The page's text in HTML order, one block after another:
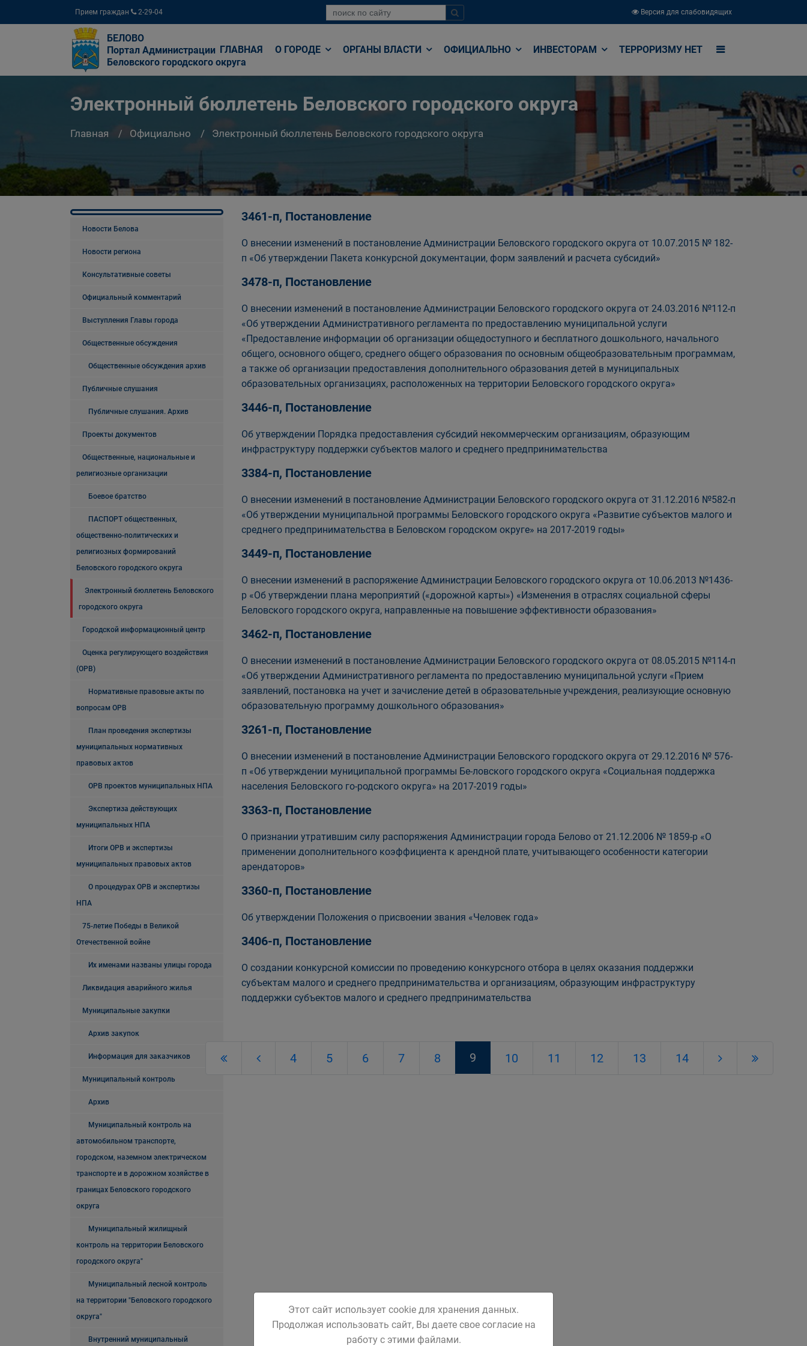
Прием граждан 2-29-04 Версия для слабовидящих
БЕЛОВО
Портал Администрации
Беловского городского округа
ГЛАВНАЯ О ГОРОДЕ ОРГАНЫ ВЛАСТИ ОФИЦИАЛЬНО ИНВЕСТОРАМ ТЕРРОРИЗМУ НЕТ
Электронный бюллетень Беловского городского округа
Главная Официально Электронный бюллетень Беловского городского округа
Новости Белова
Новости региона
Консультативные советы
Официальный комментарий
Выступления Главы города
Общественные обсуждения
Общественные обсуждения архив
Публичные слушания
Публичные слушания. Архив
Проекты документов
Общественные, национальные и
религиозные организации
Боевое братство
ПАСПОРТ общественных,
общественно-политических и
религиозных формирований
Беловского городского округа
Электронный бюллетень Беловского
городского округа
Городской информационный центр
Оценка регулирующего воздействия
(ОРВ)
Нормативные правовые акты по
вопросам ОРВ
План проведения экспертизы
муниципальных нормативных
правовых актов
ОРВ проектов муниципальных НПА
Экспертиза действующих
муниципальных НПА
Итоги ОРВ и экспертизы
муниципальных правовых актов
О процедурах ОРВ и экспертизы
НПА
75-летие Победы в Великой
Отечественной войне
Их именами названы улицы города
Ликвидация аварийного жилья
Муниципальные закупки
Архив закупок
Информация для заказчиков
Муниципальный контроль
Архив
Муниципальный контроль на
автомобильном транспорте,
городском, наземном электрическом
транспорте и в дорожном хозяйстве в
границах Беловского городского
округа
Муниципальный жилищный
контроль на территории Беловского
городского округа"
Муниципальный лесной контроль
на территории "Беловского городского
округа"
Внутренний муниципальный
3461-п, Постановление
О внесении изменений в постановление Администрации Беловского городского округа от 10.07.2015 № 182-
п «Об утверждении Пакета конкурсной документации, форм заявлений и расчета субсидий»
3478-п, Постановление
О внесении изменений в постановление Администрации Беловского городского округа от 24.03.2016 №112-п
«Об утверждении Административного регламента по предоставлению муниципальной услуги
«Предоставление информации об организации общедоступного и бесплатного дошкольного, начального
общего, основного общего, среднего общего образования по основным общеобразовательным программам,
а также об организации предоставления дополнительного образования детей в муниципальных
образовательных организациях, расположенных на территории Беловского городского округа»
3446-п, Постановление
Об утверждении Порядка предоставления субсидий некоммерческим организациям, образующим
инфраструктуру поддержки субъектов малого и среднего предпринимательства
3384-п, Постановление
О внесении изменений в постановление Администрации Беловского городского округа от 31.12.2016 №582-п
«Об утверждении муниципальной программы Беловского городского округа «Развитие субъектов малого и
среднего предпринимательства в Беловском городском округе» на 2017-2019 годы»
3449-п, Постановление
О внесении изменений в распоряжение Администрации Беловского городского округа от 10.06.2013 №1436-
р «Об утверждении плана мероприятий («дорожной карты») «Изменения в отраслях социальной сферы
Беловского городского округа, направленные на повышение эффективности образования»
3462-п, Постановление
О внесении изменений в постановление Администрации Беловского городского округа от 08.05.2015 №114-п
«Об утверждении Административного регламента по предоставлению муниципальной услуги «Прием
заявлений, постановка на учет и зачисление детей в образовательные учреждения, реализующие основную
образовательную программу дошкольного образования»
3261-п, Постановление
О внесении изменений в постановление Администрации Беловского городского округа от 29.12.2016 № 576-
п «Об утверждении муниципальной программы Бе-ловского городского округа «Социальная поддержка
населения Беловского го-родского округа» на 2017-2019 годы»
3363-п, Постановление
О признании утратившим силу распоряжения Администрации города Белово от 21.12.2006 № 1859-р «О
применении дополнительного коэффициента к арендной плате, учитывающего особенности категории
арендаторов»
3360-п, Постановление
Об утверждении Положения о присвоении звания «Человек года»
3406-п, Постановление
О создании конкурсной комиссии по проведению конкурсного отбора в целях оказания поддержки
субъектам малого и среднего предпринимательства и организациям, образующим инфраструктуру
поддержки субъектов малого и среднего предпринимательства
4 5 6 7 8 9 10 11 12 13 14
Этот сайт использует cookie для хранения данных.
Продолжая использовать сайт, Вы даете свое согласие на
работу с этими файлами.